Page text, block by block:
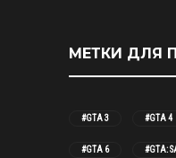
МЕТКИ ДЛЯ
#GTA 3 #GTA 4
#GTA 6 #GTA: